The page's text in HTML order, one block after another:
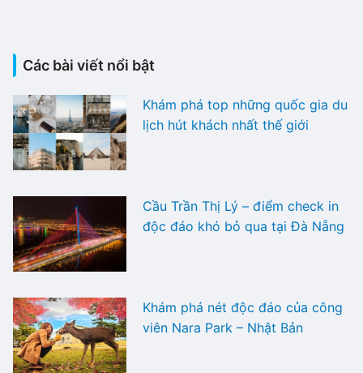
Các bài viết nổi bật
Khám phá top những quốc gia du
lịch hút khách nhất thế giới
Cầu Trần Thị Lý – điểm check in
độc đáo khó bỏ qua tại Đà Nẵng
Khám phá nét độc đáo của công
viên Nara Park – Nhật Bản